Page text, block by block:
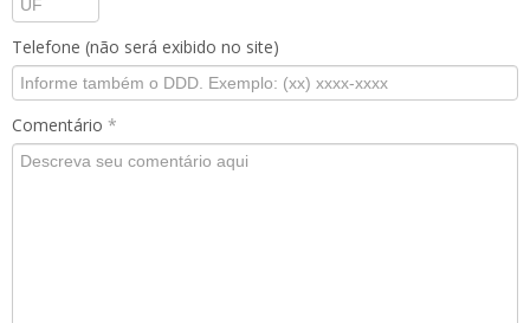
Telefone (não será exibido no site)
Comentário *